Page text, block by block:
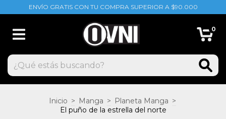
ENVÍO GRATIS CON TU COMPRA SUPERIOR A $90.000
0
Inicio > Manga > Planeta Manga >
El puño de la estrella del norte